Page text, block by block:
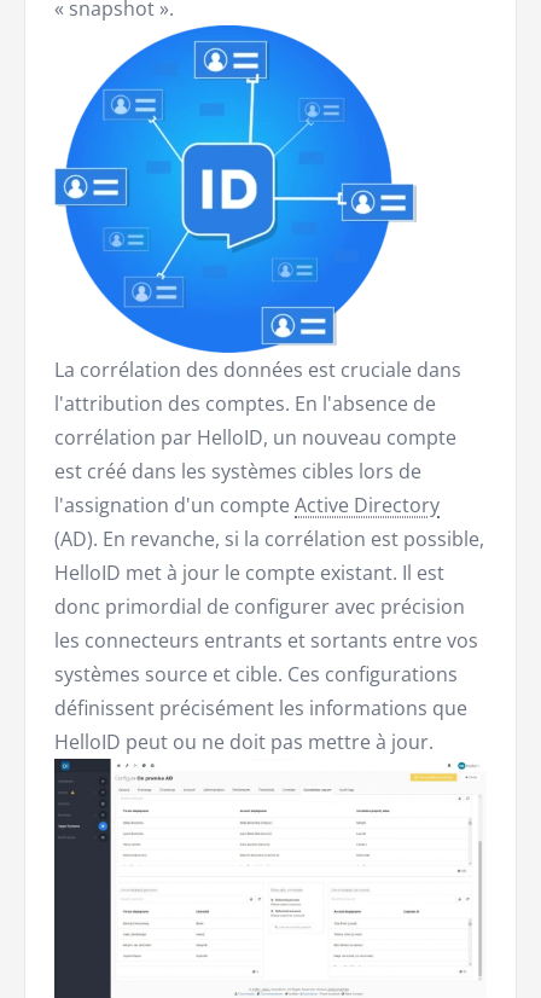
« snapshot ».
La corrélation des données est cruciale dans
l'attribution des comptes. En l'absence de
corrélation par HelloID, un nouveau compte
est créé dans les systèmes cibles lors de
l'assignation d'un compte Active Directory
(AD). En revanche, si la corrélation est possible,
HelloID met à jour le compte existant. Il est
donc primordial de configurer avec précision
les connecteurs entrants et sortants entre vos
systèmes source et cible. Ces configurations
définissent précisément les informations que
HelloID peut ou ne doit pas mettre à jour.